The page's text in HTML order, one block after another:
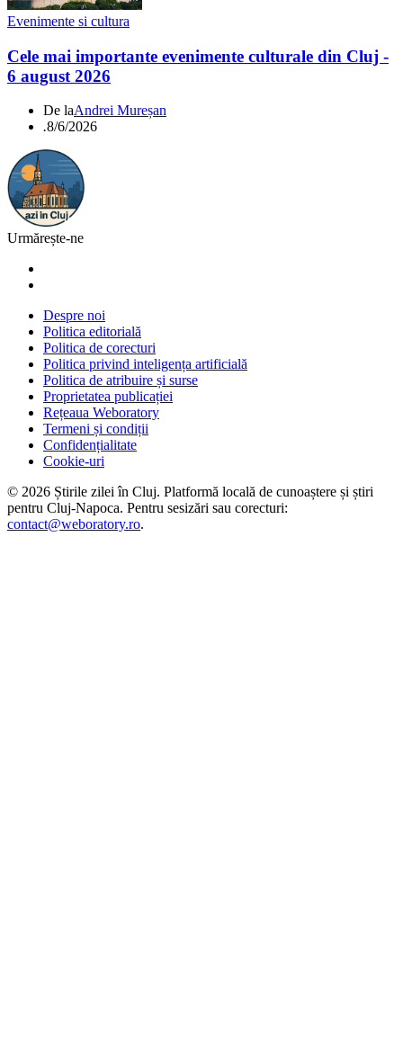
Evenimente si cultura
Cele mai importante evenimente culturale din Cluj -
6 august 2026
De laAndrei Mureșan
.8/6/2026
Urmărește-ne
Despre noi
Politica editorială
Politica de corecturi
Politica privind inteligența artificială
Politica de atribuire și surse
Proprietatea publicației
Rețeaua Weboratory
Termeni și condiții
Confidențialitate
Cookie-uri
© 2026 Știrile zilei în Cluj. Platformă locală de cunoaștere și știri
pentru Cluj-Napoca. Pentru sesizări sau corecturi:
contact@weboratory.ro.